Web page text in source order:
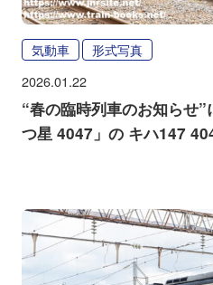
気動車 形式写真
2026.01.22
“春の臨時列車のお知らせ
つ星 4047」の キハ147